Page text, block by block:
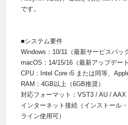
です。
■システム要件
Windows：10/11（最新サービスパッ
macOS：14/15/16（最新アップデート
CPU：Intel Core i5 または同等、
RAM：4GB以上（6GB推奨）
対応フォーマット：VST3 / AU / AAX
インターネット接続（インストール
ライン使用可）